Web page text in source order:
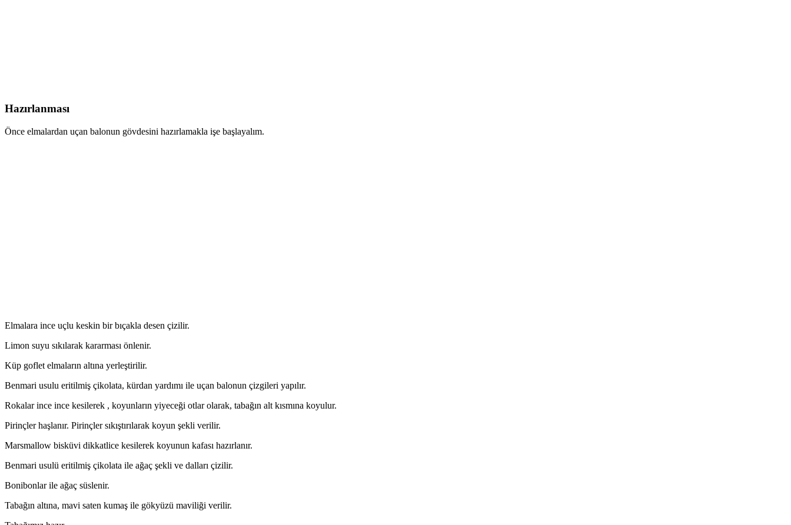
Hazırlanması
Önce elmalardan uçan balonun gövdesini hazırlamakla işe başlayalım.
Elmalara ince uçlu keskin bir bıçakla desen çizilir.
Limon suyu sıkılarak kararması önlenir.
Küp goflet elmaların altına yerleştirilir.
Benmari usulu eritilmiş çikolata, kürdan yardımı ile uçan balonun çizgileri yapılır.
Rokalar ince ince kesilerek , koyunların yiyeceği otlar olarak, tabağın alt kısmına koyulur.
Pirinçler haşlanır. Pirinçler sıkıştırılarak koyun şekli verilir.
Marsmallow bisküvi dikkatlice kesilerek koyunun kafası hazırlanır.
Benmari usulü eritilmiş çikolata ile ağaç şekli ve dalları çizilir.
Bonibonlar ile ağaç süslenir.
Tabağın altına, mavi saten kumaş ile gökyüzü maviliği verilir.